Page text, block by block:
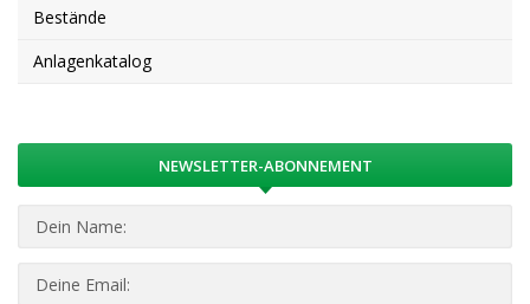
Bestände
Anlagenkatalog
NEWSLETTER-ABONNEMENT